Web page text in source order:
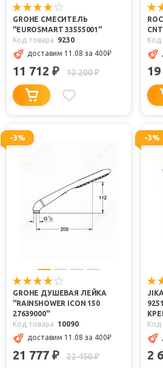
GROHE СМЕСИТЕЛЬ
"EUROSMART 33555001"
Код товара
9230
доставим 11.08 за 400₽
11 712 ₽ 12 200₽
Код
-3%
GROHE ДУШЕВАЯ ЛЕЙКА
"RAINSHOWER ICON 150
27639000"
Код товара
10090
доставим 11.08 за 400₽
21 777 ₽ 22 450₽
-3%
Код
2